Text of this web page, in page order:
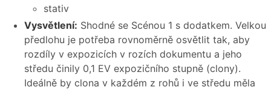
stativ
Vysvětlení: Shodné se Scénou 1 s dodatkem. Velkou
předlohu je potřeba rovnoměrně osvětlit tak, aby
rozdíly v expozicích v rozích dokumentu a jeho
středu činily 0,1 EV expozičního stupně (clony).
Ideálně by clona v každém z rohů i ve středu měla